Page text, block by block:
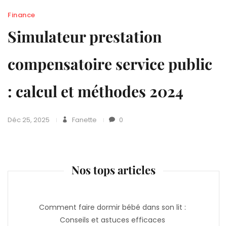
Finance
Simulateur prestation
compensatoire service public
: calcul et méthodes 2024
Déc 25, 2025 Fanette 0
Nos tops articles
Comment faire dormir bébé dans son lit :
Conseils et astuces efficaces